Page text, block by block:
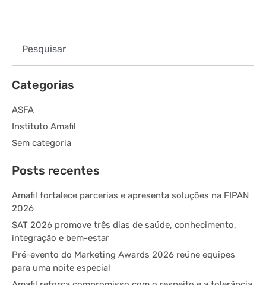
Categorias
ASFA
Instituto Amafil
Sem categoria
Posts recentes
Amafil fortalece parcerias e apresenta soluções na FIPAN
2026
SAT 2026 promove três dias de saúde, conhecimento,
integração e bem-estar
Pré-evento do Marketing Awards 2026 reúne equipes
para uma noite especial